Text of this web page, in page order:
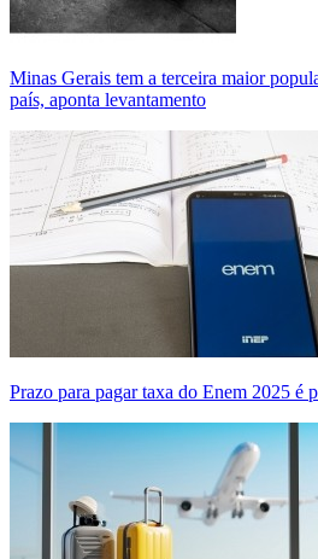
Minas Gerais tem a terceira maior
país, aponta levantamento
Prazo para pagar taxa do Enem 2025 é